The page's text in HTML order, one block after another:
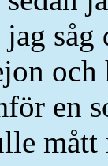
såg
en